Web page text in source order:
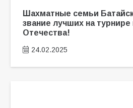
Шахматные семьи
звание лучших на
Отечества!
24.02.2025